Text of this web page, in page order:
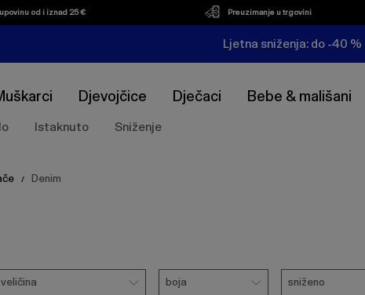
od i iznad 25 € Preuzimanje u trgovini
Ljetna sniženja: do -40 %
Djevojčice Dječaci Bebe & mališani
Istaknuto Sniženje
/ Denim
veličina
Boja
boja
Sniženo
sniženo